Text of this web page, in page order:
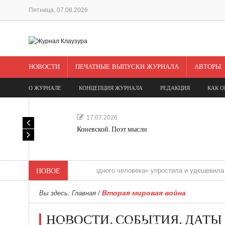
Пятница, 07.08.2026
НОВОСТИ ПЕЧАТНЫЕ ВЫПУСКИ ЖУРНАЛА АВТОРЫ
О ЖУРНАЛЕ КОНЦЕПЦИЯ ЖУРНАЛА РЕДАКЦИЯ КАК
17.07.2026
Коневской. Поэт мысли
НОВОЕ
«Редакция одного человека» упростила и удешевила
Вы здесь: Главная/ Вторая мировая война
НОВОСТИ. СОБЫТИЯ. ДАТЫ